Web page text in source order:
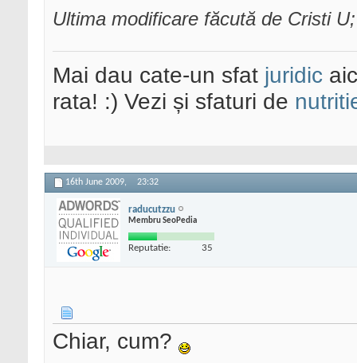
Ultima modificare făcută de Cristi
Mai dau cate-un sfat juridic
rata! :) Vezi și sfaturi de
16th June 2009, 23:32
raducutzzu
Membru SeoPedia
Reputatie: 35
Chiar, cum?